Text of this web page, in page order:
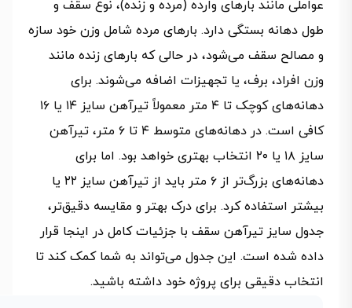
عواملی مانند بارهای وارده (مرده و زنده)، نوع سقف و
طول دهانه بستگی دارد. بارهای مرده شامل وزن خود سازه
و مصالح سقف می‌شود، در حالی که بارهای زنده مانند
وزن افراد، برف، یا تجهیزات اضافه می‌شوند. برای
دهانه‌های کوچک تا ۴ متر معمولاً تیرآهن سایز ۱۴ یا ۱۶
کافی است. در دهانه‌های متوسط ۴ تا ۶ متر، تیرآهن
سایز ۱۸ یا ۲۰ انتخاب بهتری خواهد بود. اما برای
دهانه‌های بزرگ‌تر از ۶ متر باید از تیرآهن سایز ۲۲ یا
بیشتر استفاده کرد. برای درک بهتر و مقایسه دقیق‌تر،
جدول سایز تیرآهن سقف با جزئیات کامل در اینجا قرار
داده شده است. این جدول می‌تواند به شما کمک کند تا
انتخاب دقیقی برای پروژه خود داشته باشید.